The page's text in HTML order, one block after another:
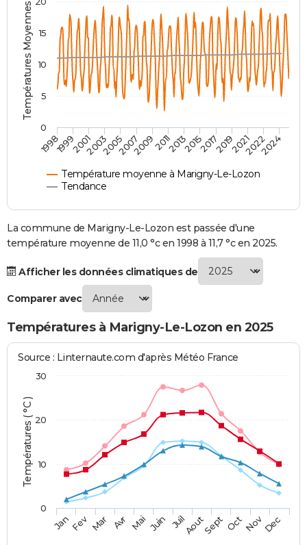
Destinations
City break
Voyage nature
Voyage de noces
Forum
Climat
PHOTO
GUIDES D'ACHAT
BONS PLANS
CARTE DE VOEUX
Carte de Noël
Carte Bonne année
Carte Saint-Valentin
Carte Pâques
Carte d'anniversaire
DICTIONNAIRE
Dictionnaire
Biographies
Citations
Expressions
Proverbes
PROGRAMME TV
COPAINS D'AVANT
S'inscrire
Se connecter
Lycées
Collèges
Primaires
Universités
Entreprises
Service militaire
Avis de recherche
AVIS DE DÉCÈS
FORUM
Températures Moyennes ( °C )
Température moyenne à Marigny-Le-Lozon
Tendance
199819992001200320052007200920112013201520172019202120222024
0
5
10
15
La commune de Marigny-Le-Lozon est passée d'une
température moyenne de 11,0 °c en 1998 à 11,7 °c en 2025.
Afficher les données climatiques de
Comparer avec
Températures à Marigny-Le-Lozon en 2025
Températures ( °C )
Source : Linternaute.com d'après Météo France
JanFev Mar Avr Mai Juin JuilAoutSept OctNovDec
0
10
20
30